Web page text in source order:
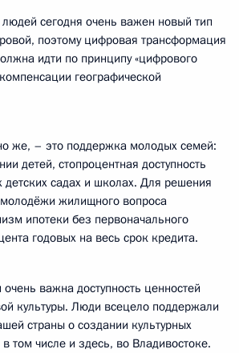
сегодня очень важен новый тип
поэтому цифровая трансформация
идти по принципу «цифрового
географической
же, – это поддержка молодых семей:
детей, стопроцентная доступность
детских садах и школах. Для решения
молодёжи жилищного вопроса
ипотеки без первоначального
годовых на весь срок кредита.
важна доступность ценностей
культуры. Люди всецело поддержали
страны о создании культурных
том числе и здесь, во Владивостоке.